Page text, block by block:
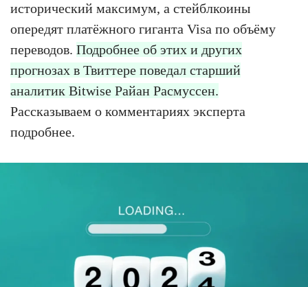
исторический максимум, а стейблкоины
опередят платёжного гиганта Visa по объёму
переводов. Подробнее об этих и других
прогнозах в Твиттере поведал старший
аналитик Bitwise Райан Расмуссен.
Рассказываем о комментариях эксперта
подробнее.